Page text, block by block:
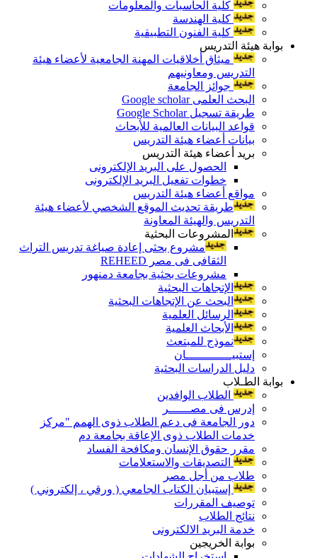
كلية الحاسبات والمعلومات
كلية الهندسة
كلية الفنون التطبيقية
بوابة هيئة التدريس
ميثاق أخلاقيات المهنة الجامعية لأعضاء هيئة
التدريس ومعاونيهم
جوائز الجامعة
البحث العلمى Google scholar
طريقة تسجيل Google Scholar
قواعد البيانات العالمية للأبحاث
بيانات أعضاء هيئة التدريس
بريد أعضاء هيئة التدريس
الحصول على البريد الإلكترونى
خطوات تفعيل البريد الإلكترونى
مواقع أعضاء هيئة التدريس
طريقة تحديث الموقع الشخصي لأعضاء هيئة
التدريس والهيئة المعاونة
المشروعات البحثية
مشروع بحثى إعادة صياغة تدريس التراث
الثقافى فى مصر REHEED
مشروعات بحثية بجامعة دمنهور
الإتجاهات البحثية
البحث عن الإتجاهات البحثية
الرسائل العلمية
الأبحاث العلمية
نموذج للمبتعث
إستبيـــــــــــــان
دليل الدراسات البحثية
بوابة الطـلاب
الطلاب الوافدين
إدرس فى مصــــــر
دور الجامعة فى دعم الطلاب ذوى الهمم "مركز
خدمات الطلاب ذوى الإعاقة بجامعة دم
مقرر حقوق الإنسان ومكافحة الفساد
التصديقات والاستعلامات
طلاب من أجل مصر
إستبيان الكتاب الجامعي ( ورقي ، إلكتروني )
توصيف المقررات
نتائج الطلاب
خدمة البريد الالكترونى
بوابة الخريجين